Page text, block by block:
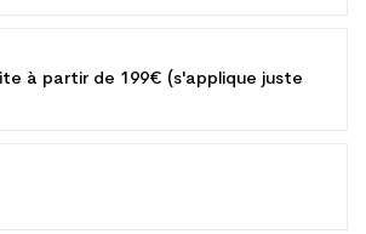
à partir de 199€ (s'applique juste